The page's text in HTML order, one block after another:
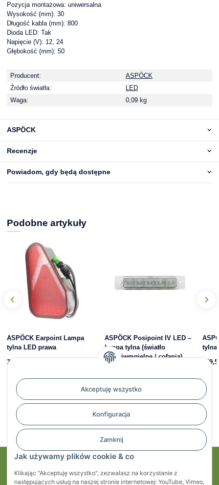
Akceptuję wszystko
Konfiguracja
Zamknij
Jak używamy plików cookie & co
Klikając "Akceptuję wszystko", zezwalasz na korzystanie z
następujących usług na naszej stronie internetowej: YouTube, Vimeo,
Pozycja montażowa: uniwersalna
Wysokość (mm): 30
Długość kabla (mm): 800
Dioda LED: Tak
Napięcie (V): 12, 24
Głębokość (mm): 50
Producent:
ASPÖCK
Źródło światła:
LED
Waga:
0,09 kg
ASPÖCK
Recenzje
Powiadom, gdy będą dostępne
Podobne artykuły
ASPÖCK Earpoint Lampa
tylna LED prawa
358,18 zł
ASPÖCK Posipoint IV LED –
lampa tylna (światło
przeciwmgielne / cofania),
12/24 V, 0,5 m kabla
148,23 zł*
tylna